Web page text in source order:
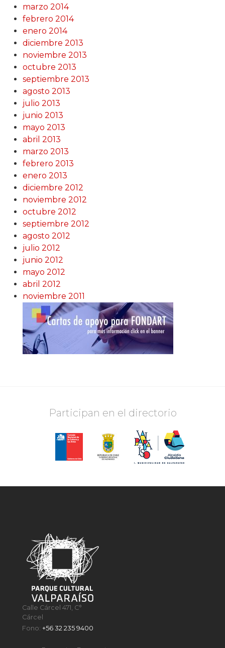
marzo 2014
febrero 2014
enero 2014
diciembre 2013
noviembre 2013
octubre 2013
septiembre 2013
agosto 2013
julio 2013
junio 2013
mayo 2013
abril 2013
marzo 2013
febrero 2013
enero 2013
diciembre 2012
noviembre 2012
octubre 2012
septiembre 2012
agosto 2012
julio 2012
junio 2012
mayo 2012
abril 2012
noviembre 2011
Participan en el directorio
Calle Cárcel 471, C°
Cárcel
Fono:+56 32 235 9400